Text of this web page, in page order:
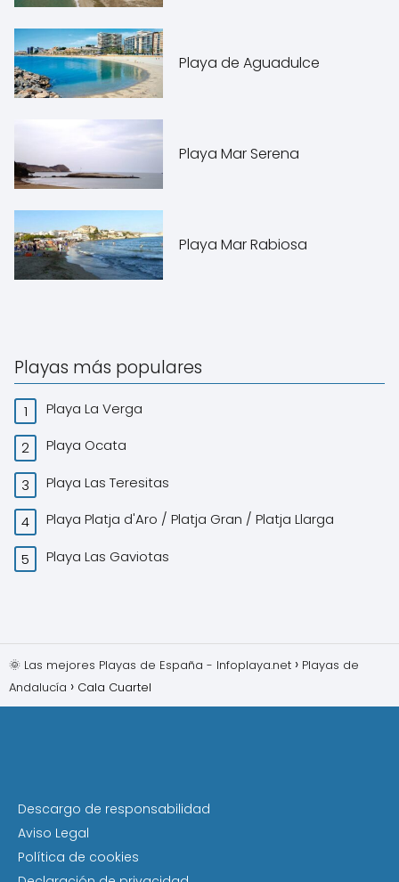
Playa de Aguadulce
Playa Mar Serena
Playa Mar Rabiosa
Playas más populares
Playa La Verga
Playa Ocata
Playa Las Teresitas
Playa Platja d'Aro / Platja Gran / Platja Llarga
Playa Las Gaviotas
🌞 Las mejores Playas de España - Infoplaya.net
Playas de
Andalucía
Cala Cuartel
Descargo de responsabilidad
Aviso Legal
Política de cookies